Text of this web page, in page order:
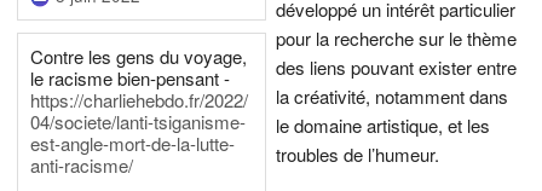
Contre les gens du voyage,
le racisme bien-pensant -
https://charliehebdo.fr/2022/
04/societe/lanti-tsiganisme-
est-angle-mort-de-la-lutte-
anti-racisme/
développé un intérêt particulier
pour la recherche sur le thème
des liens pouvant exister entre
la créativité, notamment dans
le domaine artistique, et les
troubles de l’humeur.